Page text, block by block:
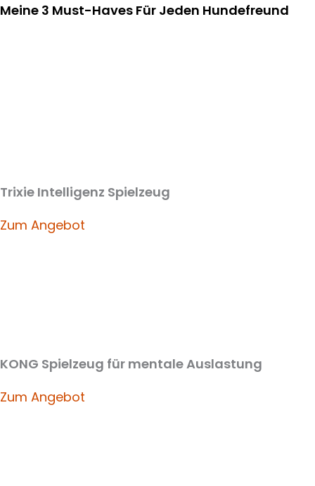
Meine 3 Must-Haves Für Jeden Hundefreund​
Trixie Intelligenz Spielzeug
Zum Angebot
KONG Spielzeug für mentale Auslastung
Zum Angebot